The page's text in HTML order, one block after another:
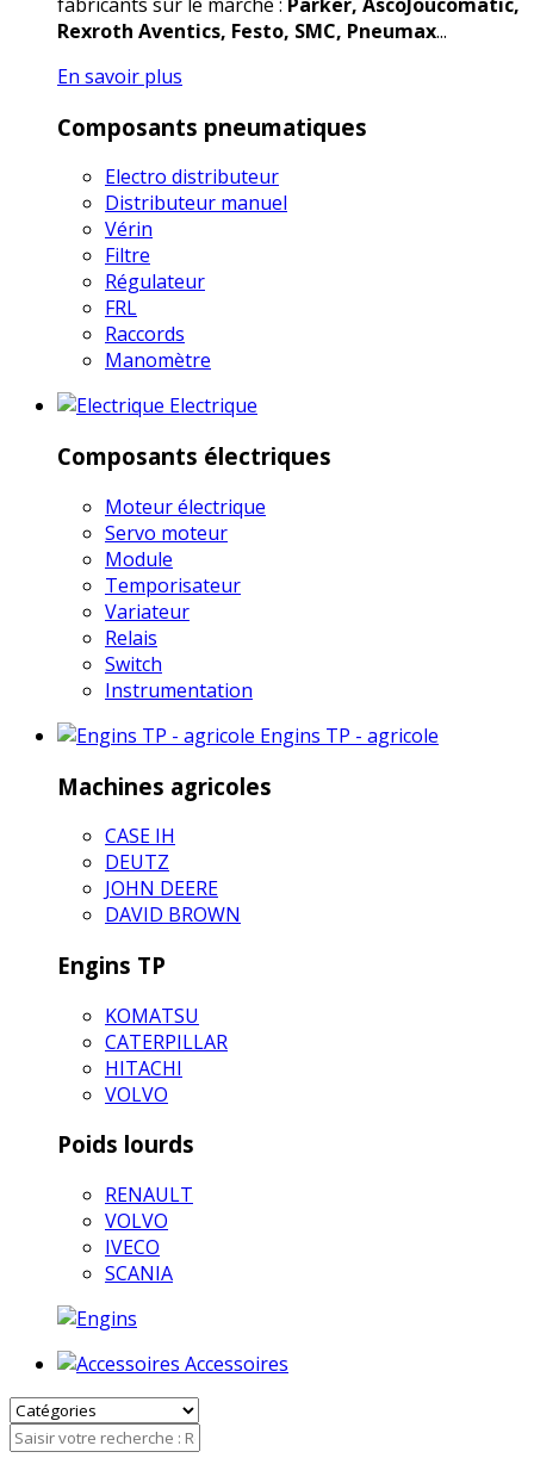
Rexroth Aventics, Festo, SMC, Pneumax...
En savoir plus
Composants pneumatiques
Electro distributeur
Distributeur manuel
Vérin
Filtre
Régulateur
FRL
Raccords
Manomètre
Electrique
Composants électriques
Moteur électrique
Servo moteur
Module
Temporisateur
Variateur
Relais
Switch
Instrumentation
Engins TP - agricole
Machines agricoles
CASE IH
DEUTZ
JOHN DEERE
DAVID BROWN
Engins TP
KOMATSU
CATERPILLAR
HITACHI
VOLVO
Poids lourds
RENAULT
VOLVO
IVECO
SCANIA
Accessoires